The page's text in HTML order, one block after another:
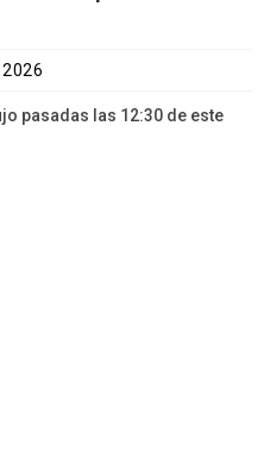
pasadas las 12:30 de este